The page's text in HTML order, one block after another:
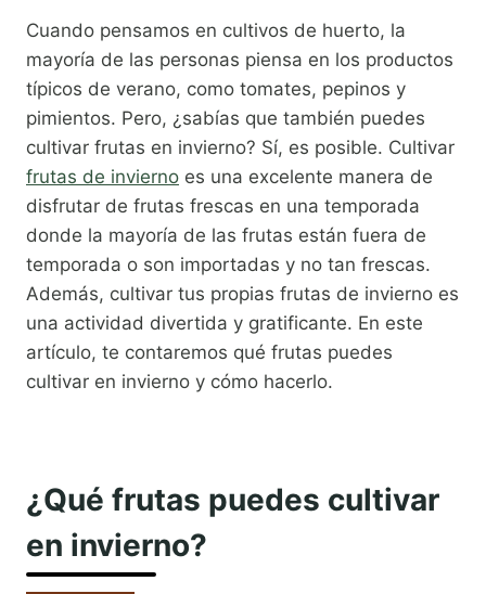
Cuando pensamos en cultivos de huerto, la
mayoría de las personas piensa en los productos
típicos de verano, como tomates, pepinos y
pimientos. Pero, ¿sabías que también puedes
cultivar frutas en invierno? Sí, es posible. Cultivar
frutas de invierno es una excelente manera de
disfrutar de frutas frescas en una temporada
donde la mayoría de las frutas están fuera de
temporada o son importadas y no tan frescas.
Además, cultivar tus propias frutas de invierno es
una actividad divertida y gratificante. En este
artículo, te contaremos qué frutas puedes
cultivar en invierno y cómo hacerlo.
¿Qué frutas puedes cultivar
en invierno?